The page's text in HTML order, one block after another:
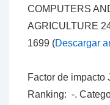
COMPUTERS
AGRICULTURE
1699 (Descargar
Factor de impacto
Ranking: -.